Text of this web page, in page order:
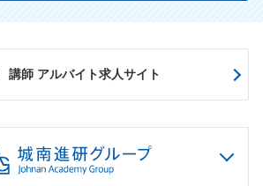
講師 アルバイト求人サイト